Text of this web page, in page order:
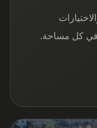
في كل مساحة.